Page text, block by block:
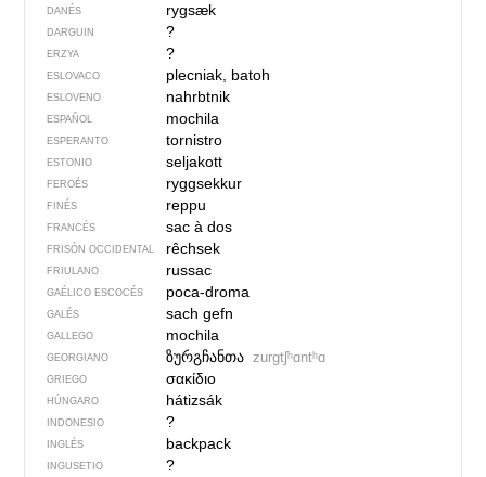
DANÉS rygsæk
DARGUIN ?
ERZYA ?
ESLOVACO plecniak, batoh
ESLOVENO nahrbtnik
ESPAÑOL mochila
ESPERANTO tornistro
ESTONIO seljakott
FEROÉS ryggsekkur
FINÉS reppu
FRANCÉS sac à dos
FRISÓN OCCIDENTAL rêchsek
FRIULANO russac
GAÉLICO ESCOCÉS poca-droma
GALÉS sach gefn
GALLEGO mochila
GEORGIANO ზურგჩანთა zurgtʃʰɑntʰɑ
GRIEGO σακίδιο
HÚNGARO hátizsák
INDONESIO ?
INGLÉS backpack
INGUSETIO ?